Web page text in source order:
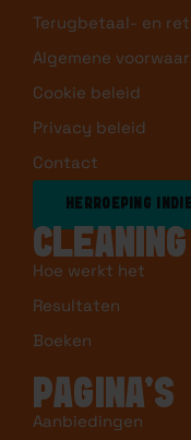
Terugbetaal- en
Algemene
Cookie beleid
Privacy beleid
Contact
HERROEPING
Hoe werkt het
Resultaten
Boeken
PAGINA’S
Aanbiedingen